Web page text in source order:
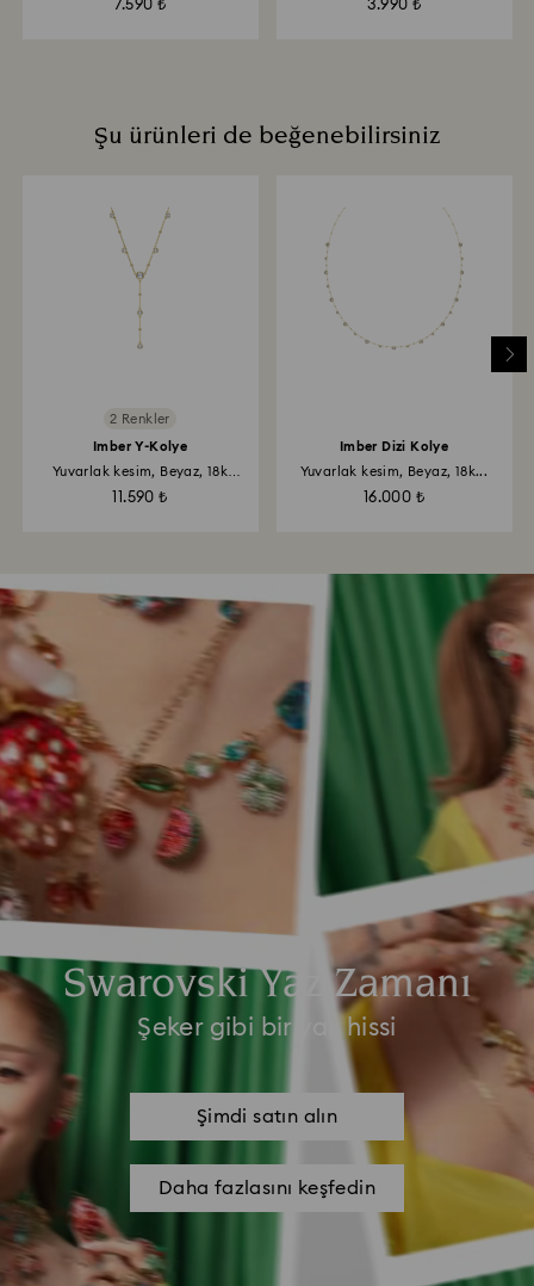
7.590 ₺ 3.990 ₺
Şu ürünleri de beğenebilirsiniz
2 Renkler
Imber Y-Kolye
Yuvarlak kesim, Beyaz, 18k
11.590 ₺
Imber Dizi Kolye
Yuvarlak kesim, Beyaz, 18k...
16.000 ₺
Swarovski Yaz Zamanı
Şeker gibi bir yaz hissi
Şimdi satın alın
Daha fazlasını keşfedin